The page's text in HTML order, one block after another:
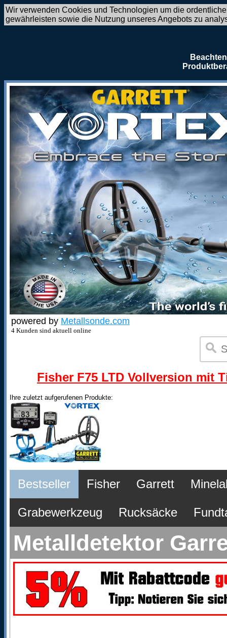
Wir verwenden Cookies und Technologien um die
gewährleisten sowie die Nutzung unseres Angebots zu
powered by Metallsonde.com
4 Kunden sind aktuell online
Fisher F75 LTD Vollversion mit
Ihre zuletzt aufgerufenen Produkte:
Bestseller Fisher Garrett
Grabewerkzeug Rucksäcke
Metalldetektor